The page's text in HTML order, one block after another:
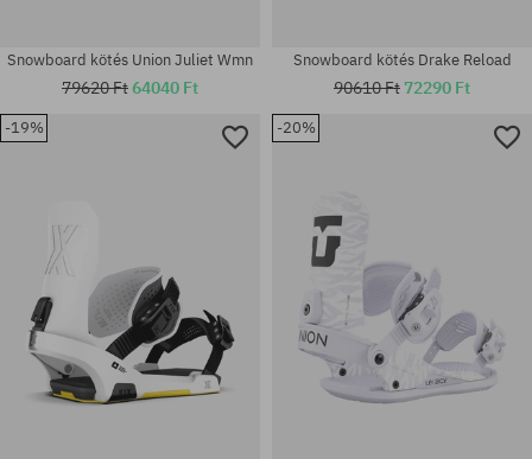
Snowboard kötés Union Juliet Wmn
79620 Ft64040 Ft
Snowboard kötés Drake Reload
90610 Ft 72290 Ft
-19% -20%